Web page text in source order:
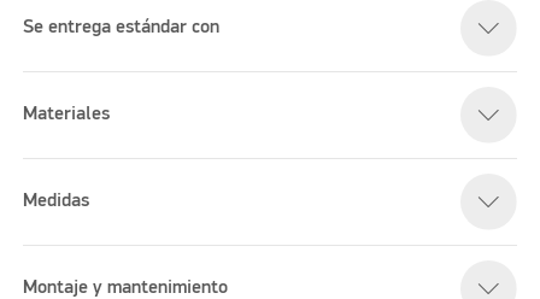
Se entrega estándar con
Materiales
Medidas
Montaje y mantenimiento